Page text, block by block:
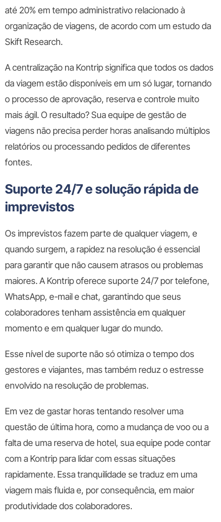
até 20% em tempo administrativo relacionado à
organização de viagens, de acordo com um estudo da
Skift Research.
A centralização na Kontrip significa que todos os dados
da viagem estão disponíveis em um só lugar, tornando
o processo de aprovação, reserva e controle muito
mais ágil. O resultado? Sua equipe de gestão de
viagens não precisa perder horas analisando múltiplos
relatórios ou processando pedidos de diferentes
fontes.
Suporte 24/7 e solução rápida de
imprevistos
Os imprevistos fazem parte de qualquer viagem, e
quando surgem, a rapidez na resolução é essencial
para garantir que não causem atrasos ou problemas
maiores. A Kontrip oferece suporte 24/7 por telefone,
WhatsApp, e-mail e chat, garantindo que seus
colaboradores tenham assistência em qualquer
momento e em qualquer lugar do mundo.
Esse nível de suporte não só otimiza o tempo dos
gestores e viajantes, mas também reduz o estresse
envolvido na resolução de problemas.
Em vez de gastar horas tentando resolver uma
questão de última hora, como a mudança de voo ou a
falta de uma reserva de hotel, sua equipe pode contar
com a Kontrip para lidar com essas situações
rapidamente. Essa tranquilidade se traduz em uma
viagem mais fluida e, por consequência, em maior
produtividade dos colaboradores.